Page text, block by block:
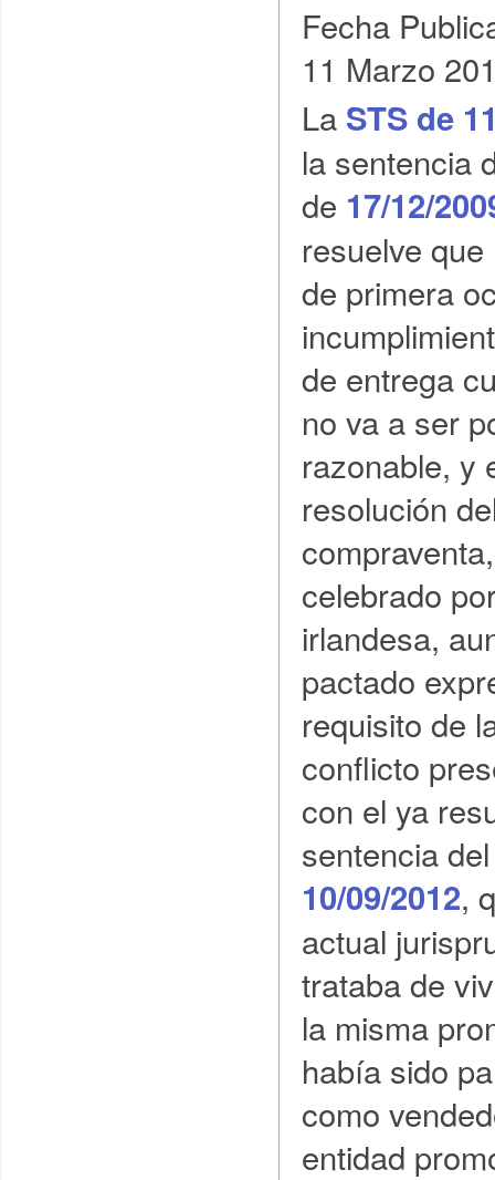
Fecha
11 Marzo
La STS de
la sentencia
de 17/12/
resuelve
de primera
de entrega
no va a ser
razonable, y
resolución
celebrado
irlandesa,
pactado
requisito de
conflicto
con el ya
sentencia
10/09/2012,
actual
trataba de
la misma
había sido
como
entidad